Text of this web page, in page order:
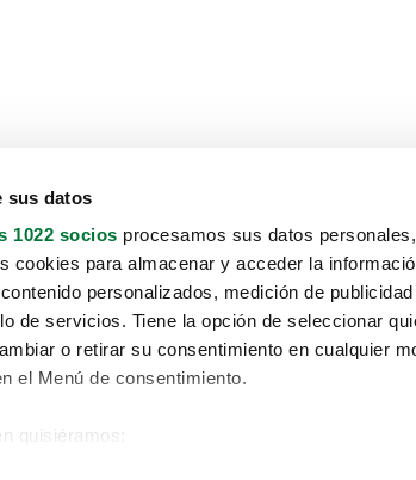
sus datos
1022 socios procesamos sus datos
cookies para almacenar y acceder la
personalizados, medición de
de servicios. Tiene la opción de seleccionar
o retirar su consentimiento en cualquier
el Menú de consentimiento.
quisiéramos: